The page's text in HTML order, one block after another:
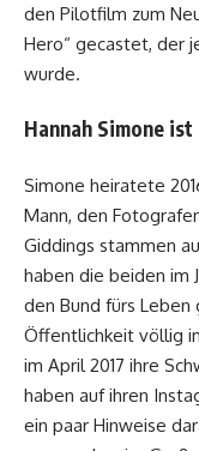
den Pilotfilm zum
Hero“ gecastet, der
wurde.
Hannah Simone
Simone heiratete
Mann, den
Giddings stammen
haben die beiden im
den Bund fürs
Öffentlichkeit völlig
im April 2017 ihre
haben auf ihren
ein paar Hinweise